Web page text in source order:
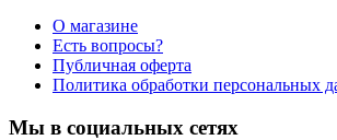
О магазине
Есть вопросы?
Публичная оферта
Политика обработки персональных
Мы в социальных сетях